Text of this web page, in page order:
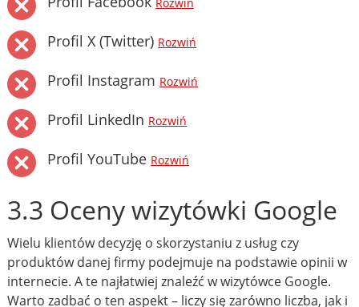
Rozwiń
Profil X (Twitter) Rozwiń
Profil Instagram Rozwiń
Profil LinkedIn Rozwiń
Profil YouTube Rozwiń
3.3 Oceny wizytówki Google
Wielu klientów decyzję o skorzystaniu z usług czy
produktów danej firmy podejmuje na podstawie opinii w
internecie. A te najłatwiej znaleźć w wizytówce Google.
Warto zadbać o ten aspekt – liczy się zarówno liczba, jak i